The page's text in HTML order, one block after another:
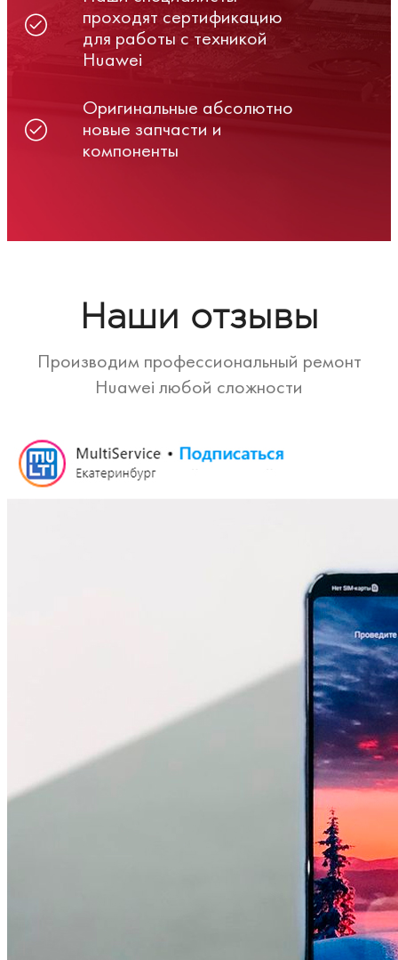
проходят сертификацию
для работы с техникой
Huawei
Оригинальные абсолютно
новые запчасти и
компоненты
Наши отзывы
Производим профессиональный ремонт
Huawei любой сложности